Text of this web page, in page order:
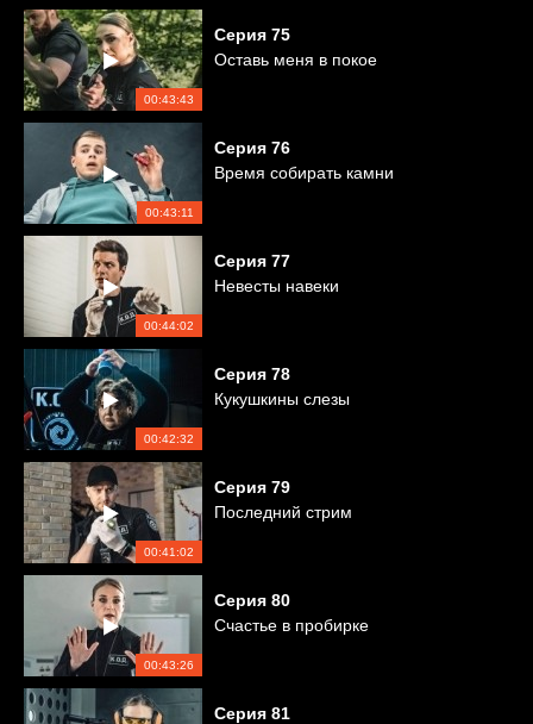
00:43:43
Серия 75
Оставь меня в покое
00:43:11
Серия 76
Время собирать камни
00:44:02
Серия 77
Невесты навеки
00:42:32
Серия 78
Кукушкины слезы
00:41:02
Серия 79
Последний стрим
00:43:26
Серия 80
Счастье в пробирке
Серия 81